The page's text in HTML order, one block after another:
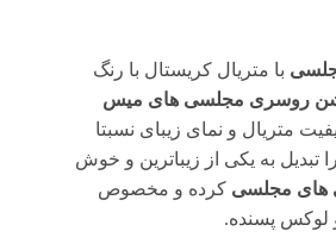
با متریال کریستال با رنگ
روسری مجلسی های میس
متریال و نمای زیبای نسبتا
را تبدیل به یکی از زیباترین و خوش
های مجلسی کرده و مخصوص
لوکس پسنده.